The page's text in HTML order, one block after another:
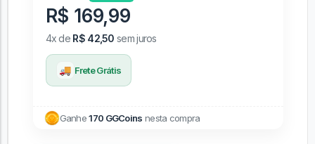
R$ 169,99
4x de R$ 42,50 sem juros
🚚 Frete Grátis
Ganhe170 GGCoins nesta compra